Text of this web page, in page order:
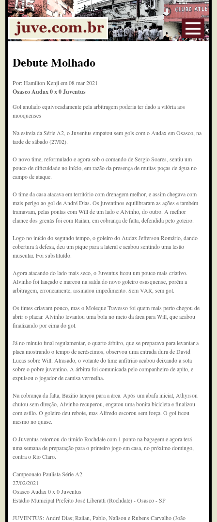
Debute Molhado
Por: Hamilton Kenji em 08 mar 2021
Osasco Audax 0 x 0 Juventus
Gol anulado equivocadamente pela arbitragem poderia ter dado a vitória aos
mooquenses
Na estreia da Série A2, o Juventus empatou sem gols com o Audax em Osasco, na
tarde de sábado (27/02).
O novo time, reformulado e agora sob o comando de Sergio Soares, sentiu um
pouco de dificuldade no início, em razão da presença de muitas poças de água no
campo de ataque.
O time da casa atacava em território com drenagem melhor, e assim chegava com
mais perigo ao gol de André Dias. Os juventinos equilibraram as ações e também
tramavam, pelas pontas com Will de um lado e Alvinho, do outro. A melhor
chance dos grenás foi com Railan, em cobrança de falta, defendida pelo goleiro.
Logo no início do segundo tempo, o goleiro do Audax Jefferson Romário, dando
cobertura à defesa, deu um pique para a lateral e acabou sentindo uma lesão
muscular. Foi substituído.
Agora atacando do lado mais seco, o Juventus ficou um pouco mais criativo.
Alvinho foi lançado e marcou na saída do novo goleiro osasquense, porém a
arbitragem, erroneamente, assinalou impedimento. Sem VAR, sem gol.
Os times criavam pouco, mas o Moleque Travesso foi quem mais perto chegou de
abrir o placar. Alvinho levantou uma bola no meio da área para Will, que acabou
finalizando por cima do gol.
Já no minuto final regulamentar, o quarto árbitro, que se preparava para levantar a
placa mostrando o tempo de acréscimos, observou uma entrada dura de David
Lucas sobre Will. Atrasado, o volante do time anfitrião acabou deixando a sola
sobre o pobre juventino. A árbitra foi comunicada pelo companheiro de apito, e
expulsou o jogador de camisa vermelha.
Na cobrança da falta, Bazilio lançou para a área. Após um abafa inicial, Athyrson
chutou sem direção, Alvinho recuperou, engatou uma bonita bicicleta e finalizou
com estilo. O goleiro deu rebote, mas Alfredo escorou sem força. O gol ficou
mesmo no quase.
O Juventus retornou do úmido Rochdale com 1 ponto na bagagem e agora terá
uma semana de preparação para o primeiro jogo em casa, no próximo domingo,
contra o Rio Claro.
Campeonato Paulista Série A2
27/02/2021
Osasco Audax 0 x 0 Juventus
Estádio Municipal Prefeito José Liberatti (Rochdale) - Osasco - SP
JUVENTUS: André Dias; Railan, Pablo, Naílson e Rubens Carvalho (João